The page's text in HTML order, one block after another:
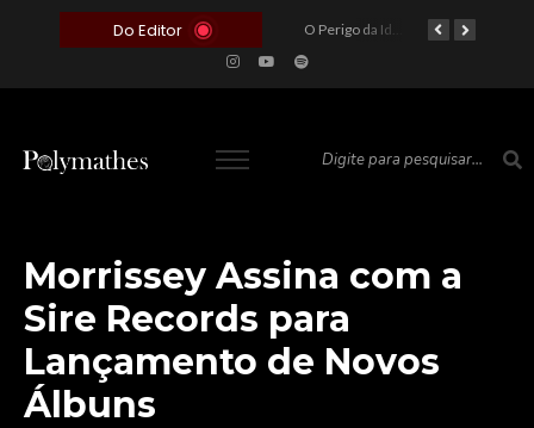
Do Editor
O Voto como Moeda: Clientelismo e o Analfabetismo Funcional Político no Brasil O Perigo da Ideologia Desenfreada na Justiça: Quando a Pauta Política Substitui a Pena Criminal
Morrissey Assina com a
Sire Records para
Lançamento de Novos
Álbuns